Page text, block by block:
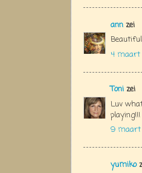
ann zei
4 maart
Toni zei
Luv
playing!!!
9 maart
yumiko